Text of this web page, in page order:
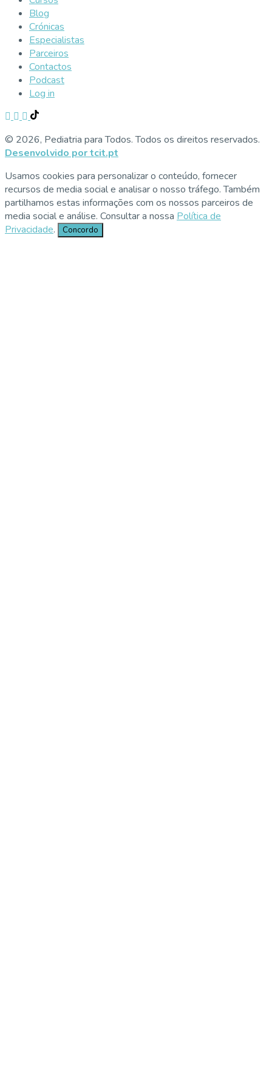
Blog
Crónicas
Especialistas
Parceiros
Contactos
Podcast
Log in
© 2026, Pediatria para Todos. Todos os direitos reservados.
Desenvolvido por tcit.pt
Usamos cookies para personalizar o conteúdo, fornecer
recursos de media social e analisar o nosso tráfego. Também
partilhamos estas informações com os nossos parceiros de
media social e análise. Consultar a nossa Política de
Privacidade. Concordo